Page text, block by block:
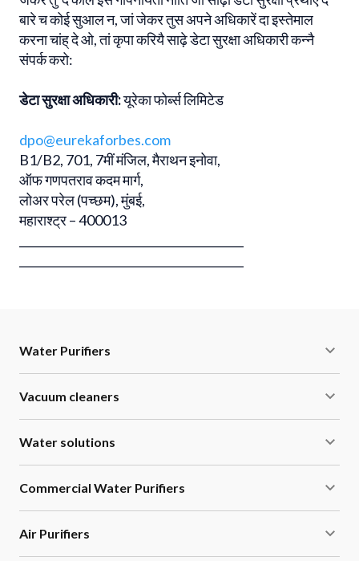
बारे च कोई सुआल न, जां जेकर तुस अपने अधिकारें दा इस्तेमाल
करना चांह् दे ओ, तां कृपा करियै साढ़े डेटा सुरक्षा अधिकारी कन्नै
संपर्क करो:
डेटा सुरक्षा अधिकारी:यूरेका फोर्ब्स लिमिटेड
dpo@eurekaforbes.com
B1/B2, 701, 7मीं मंजिल, मैराथन इनोवा,
ऑफ गणपतराव कदम मार्ग,
लोअर परेल (पच्छम), मुंबई,
महाराश्ट्र – 400013
Water Purifiers
Vacuum cleaners
Water solutions
Commercial Water Purifiers
Air Purifiers